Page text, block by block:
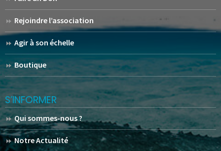
Rejoindre l’association
Agir à son échelle
Boutique
S’INFORMER
Qui sommes-nous ?
Notre Actualité